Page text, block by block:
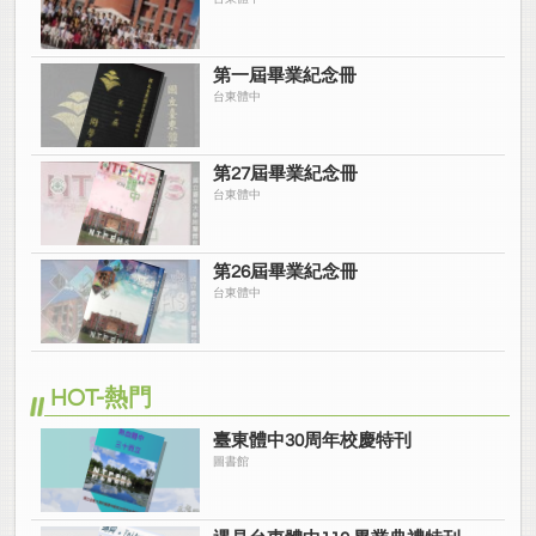
第一屆畢業紀念冊
台東體中
第27屆畢業紀念冊
台東體中
第26屆畢業紀念冊
台東體中
HOT-熱門
臺東體中30周年校慶特刊
圖書館